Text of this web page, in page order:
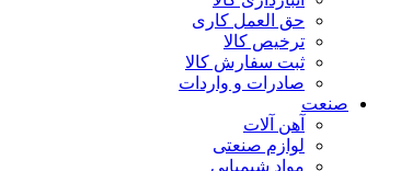
حق العمل کاری
ترخیص کالا
ثبت سفارش کالا
صادرات و واردات
صنعت
آهن آلات
لوازم صنعتی
مواد شیمیایی